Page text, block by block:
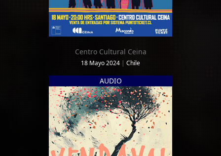
Centro Cultural Ceina
18 Mayo 2024 | Chile
AUDIO